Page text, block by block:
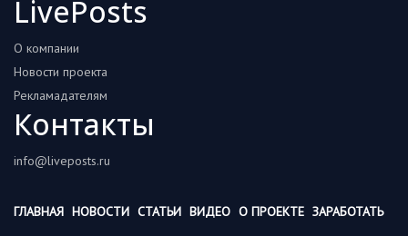
LivePosts
О компании
Новости проекта
Рекламадателям
Контакты
info@liveposts.ru
ГЛАВНАЯ НОВОСТИ СТАТЬИ ВИДЕО О ПРОЕКТЕ ЗАРАБОТАТЬ